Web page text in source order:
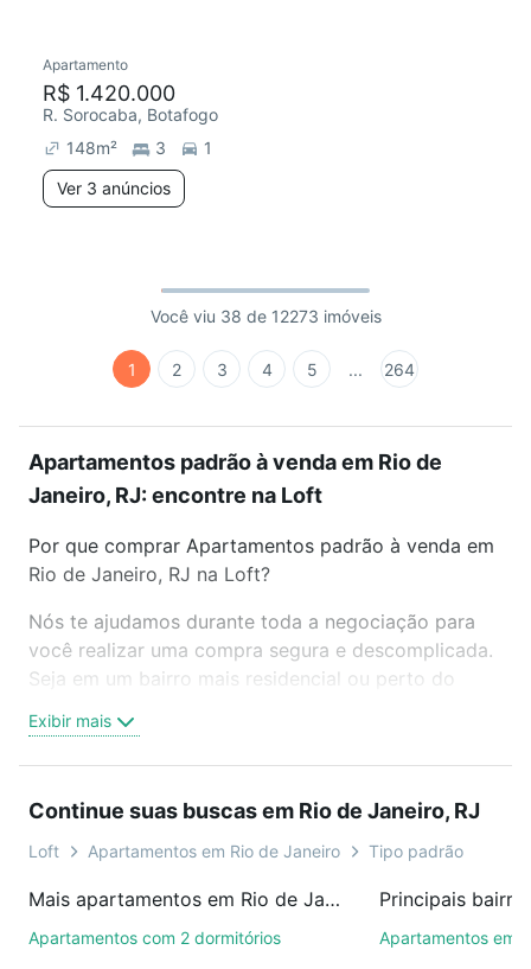
Apartamento
R$ 1.420.000
R. Sorocaba, Botafogo
148m² 3
1
Ver 3 anúncios
Você viu 38 de 12273 imóveis
1 2 3 4 5 ... 264
Apartamentos padrão à venda em Rio de
Janeiro, RJ: encontre na Loft
Por que comprar Apartamentos padrão à venda em
Rio de Janeiro, RJ na Loft?
Nós te ajudamos durante toda a negociação para
você realizar uma compra segura e descomplicada.
Seja em um bairro mais residencial ou perto do
oferta ideal de Apartamentos padrão à venda em
Rio de Janeiro, RJ para conquistar seu sonho.
é grátis, sem compromisso e você ainda conta com
mais de 46 mil corretores e imobiliárias te ajudando
Como escolher um imóvel?
Exibir mais
Continue suas buscas em Rio de Janeiro, RJ
Loft Apartamentos em Rio de Janeiro Tipo padrão
Mais apartamentos em Rio de Janeiro, RJ
Apartamentos com 2 dormitórios
Apartamentos em